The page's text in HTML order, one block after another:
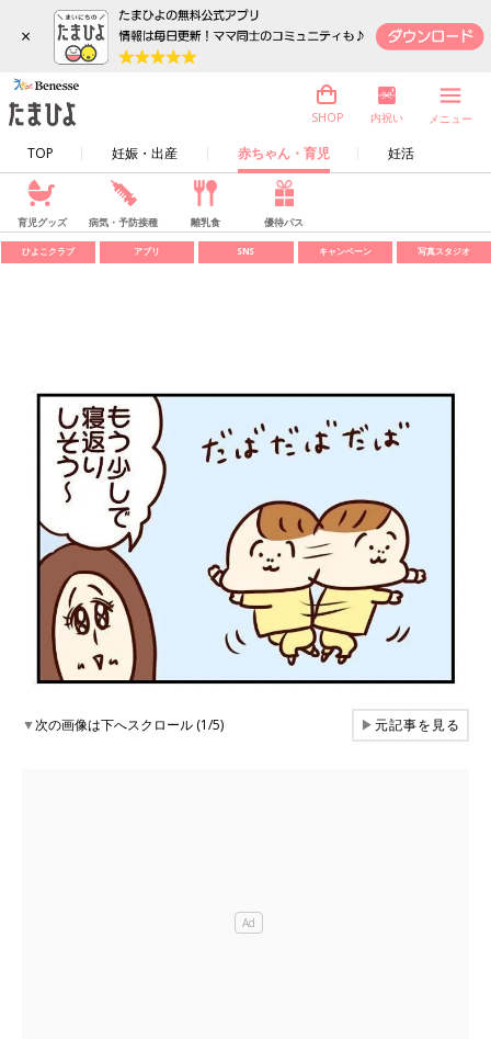
×
TOP 妊娠・出産 赤ちゃん・育児 妊活
SHOP 内祝い メニュー
育児グッズ 病気・予防接種 離乳食 優待パス
ひよこクラブ アプリ SNS キャンペーン 写真スタジオ
▼次の画像は下へスクロール (1/5) ▶元記事を見る